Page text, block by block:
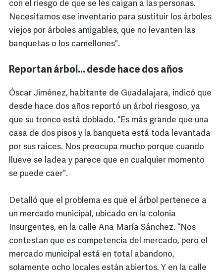
con el riesgo de que se les caigan a las personas.
Necesitamos ese inventario para sustituir los árboles
viejos por árboles amigables, que no levanten las
banquetas o los camellones”.
Reportan árbol… desde hace dos años
Óscar Jiménez, habitante de Guadalajara, indicó que
desde hace dos años reportó un árbol riesgoso, ya
que su tronco está doblado. “Es más grande que una
casa de dos pisos y la banqueta está toda levantada
por sus raíces. Nos preocupa mucho porque cuando
llueve se ladea y parece que en cualquier momento
se puede caer”.
Detalló que el problema es que el árbol pertenece a
un mercado municipal, ubicado en la colonia
Insurgentes, en la calle Ana María Sánchez. “Nos
contestan que es competencia del mercado, pero el
mercado municipal está en total abandono,
solamente ocho locales están abiertos. Y en la calle